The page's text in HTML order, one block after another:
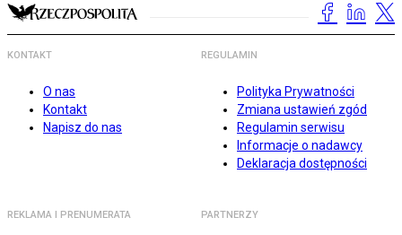
KONTAKT
O nas
Kontakt
Napisz do nas
REGULAMIN
Polityka Prywatności
Zmiana ustawień zgód
Regulamin serwisu
Informacje o nadawcy
Deklaracja dostępności
REKLAMA I PRENUMERATA PARTNERZY